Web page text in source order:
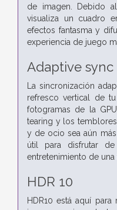
de imagen. Debido
visualiza un cuadro
efectos fantasma y
experiencia de juego
Adaptive sync
La sincronización
refresco vertical de
fotogramas de la
tearing y los
y de ocio sea aún
útil para disfrutar
entretenimiento de una
HDR 10
HDR10 está aquí